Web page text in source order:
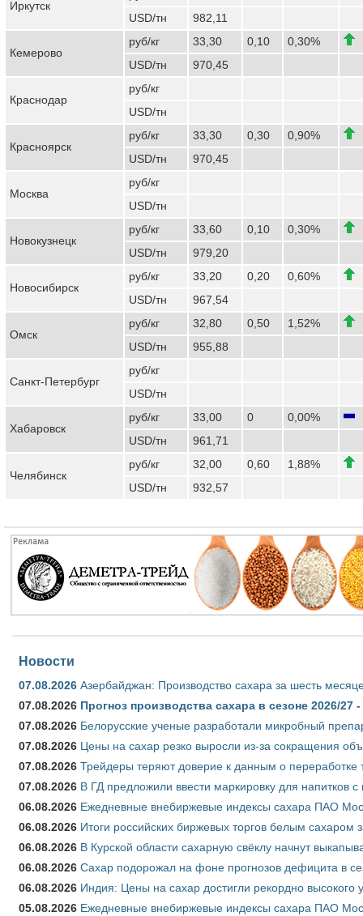
Иркутск
USD/тн
982,11
Кемерово
руб/кг 33,30 0,10
0,30%
USD/тн
970,45
Краснодар
руб/кг
USD/тн
Красноярск
руб/кг 33,30 0,30
0,90%
USD/тн
970,45
Москва
руб/кг
USD/тн
Новокузнецк
руб/кг 33,60 0,10
0,30%
USD/тн
979,20
Новосибирск
руб/кг 33,20 0,20
0,60%
USD/тн
967,54
Омск
руб/кг 32,80 0,50
1,52%
USD/тн
955,88
Санкт-Петербург
руб/кг
USD/тн
Хабаровск
руб/кг 33,00 0
0,00%
USD/тн
961,71
Челябинск
руб/кг 32,00 0,60
1,88%
USD/тн
932,57
Новости
07.08.2026 Азербайджан: Производство сахара за шесть
07.08.2026 Прогноз производства сахара в сезоне 2026/
07.08.2026 Белорусские ученые разработали микробный
07.08.2026 Цены на сахар резко выросли из-за сокращения
07.08.2026 Трейдеры теряют доверие к данным о переработке
07.08.2026 В ГД предложили ввести маркировку для напитков
06.08.2026 Ежедневные внебиржевые индексы сахара ПАО
06.08.2026 Итоги российских биржевых торгов белым сахаром
06.08.2026 В Курской области сахарную свёклу начнут
06.08.2026 Сахар подорожал на фоне прогнозов дефицита в
06.08.2026 Индия: Цены на сахар достигли рекордно высокого
05.08.2026 Ежедневные внебиржевые индексы сахара ПАО